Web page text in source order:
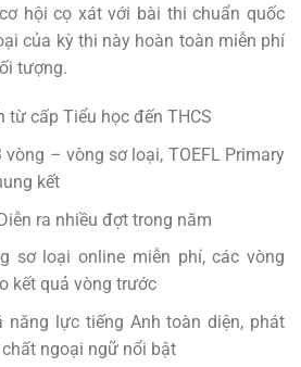
hội cọ xát với bài thi chuẩn quốc
của kỳ thi này hoàn toàn miễn phí
tượng.
cấp Tiểu học đến THCS
vòng – vòng sơ loại, TOEFL Primary
kết
ra nhiều đợt trong năm
sơ loại online miễn phí, các vòng
kết quả vòng trước
năng lực tiếng Anh toàn diện, phát
ngoại ngữ nổi bật